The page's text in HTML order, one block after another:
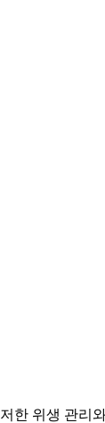
한 위생 관리